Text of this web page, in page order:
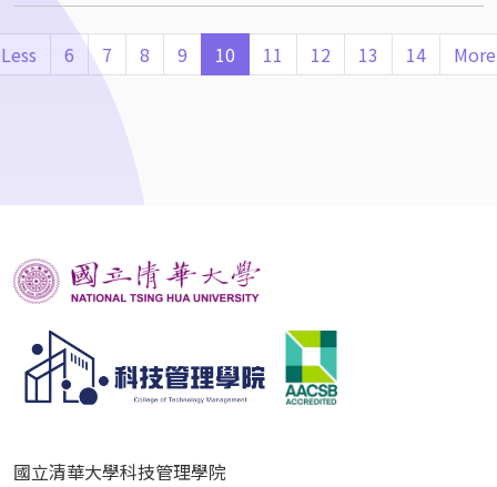
Less 6 7 8 9 10 11 12 13 14 More
國立清華大學科技管理學院